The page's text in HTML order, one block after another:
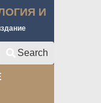
И
Search